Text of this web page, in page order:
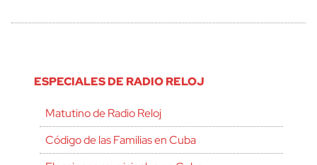
ESPECIALES DE RADIO RELOJ
Matutino de Radio Reloj
Código de las Familias en Cuba